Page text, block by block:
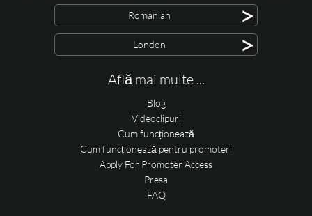
Romanian >
London >
Află mai multe ...
Blog
Videoclipuri
Cum funcționează
Cum funcționează pentru promoteri
Apply For Promoter Access
Presa
FAQ